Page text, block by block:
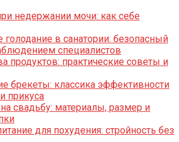
недержании мочи: как себе
голодание в санатории: безопасный
специалистов
продуктов: практические советы и
брекеты: классика эффективности
прикуса
свадьбу: материалы, размер и
для похудения: стройность без